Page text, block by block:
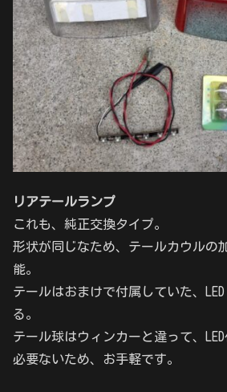
リアテールランプ
これも、純正交換タイプ。
形状が同じなため、テールカウルの
能。
テールはおまけで付属していた、
る。
テール球はウィンカーと違って、
必要ないため、お手軽です。